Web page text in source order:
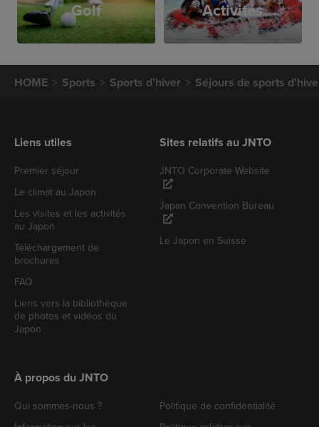
Golf Activités
HOME Sports Sports d’hiver Séjours de sports
Liens utiles
Premier séjour
Le climat au Japon
Les visites et les activités
au Japon
Téléchargement de
brochures
FAQ
Liens vers la bibliothèque
de photos et vidéos du
Japon
Sites relatifs au JNTO
JNTO Corporate Website
Japan Convention Bureau
Le Japon en Suisse
À propos du JNTO
Qui sommes-nous ?
Politique de confidentialité